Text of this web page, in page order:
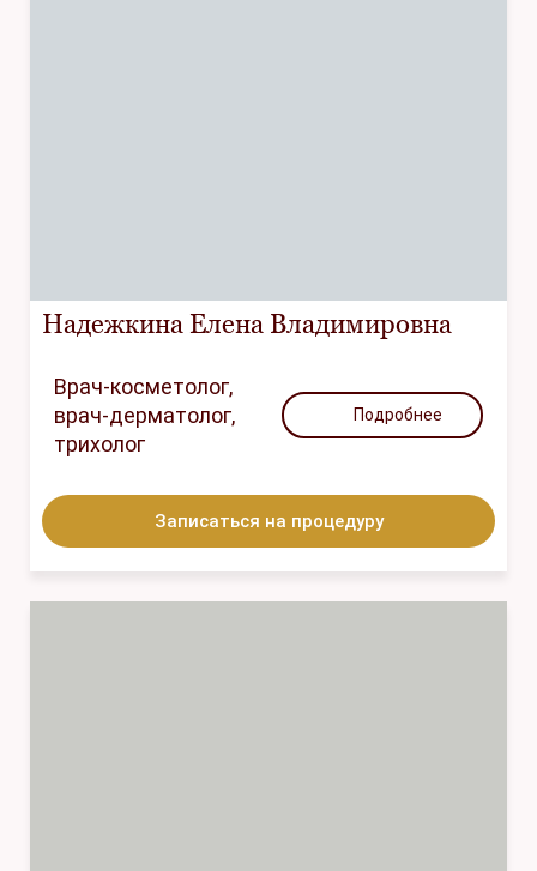
Надежкина Елена Владимировна
Врач-косметолог,
врач-дерматолог,
трихолог
Подробнее
Записаться на процедуру